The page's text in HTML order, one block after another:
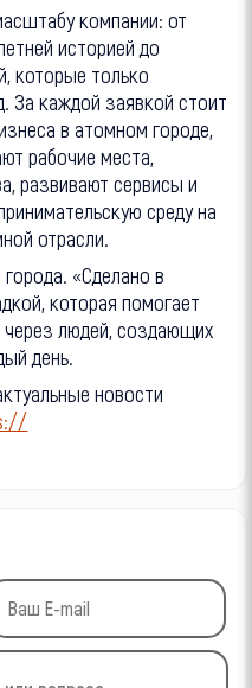
компании: от
историей до
которые только
За каждой заявкой стоит
в атомном городе,
рабочие места,
развивают сервисы и
среду на
отрасли.
«Сделано в
которая помогает
через людей, создающих
день.
новости